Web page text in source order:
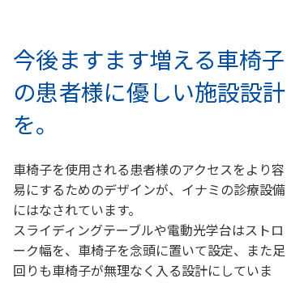
今後ますます増える車椅子
の患者様に優しい施設設計
を。
車椅子を使用される患者様のアクセスをより容
易にするためのデザインが、イナミの診療設備
にはなされています。
スライディングテーブルや電動光学台はストロ
ーク幅を、車椅子を念頭に置いて設定、また足
回りも車椅子が無理なく入る設計にしていま